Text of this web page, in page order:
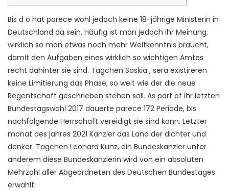
Bis d o hat parece wohl jedoch keine 18-jährige Ministerin in
Deutschland da sein. Häufig ist man jedoch ihr Meinung,
wirklich so man etwas noch mehr Weltkenntnis braucht,
damit den Aufgaben eines wirklich so wichtigen Amtes
recht dahinter sie sind. Tagchen Saskia , sera existireren
keine Limitierung das Phase, so weit wie der die neue
Regentschaft geschrieben stehen soll. As part of ihr letzten
Bundestagswahl 2017 dauerte parece 172 Periode, bis
nachfolgende Herrschaft vereidigt sie sind kann. Letzter
monat des jahres 2021 Kanzler das Land der dichter und
denker. Tagchen Leonard Kunz, ein Bundeskanzler unter
anderem diese Bundeskanzlerin wird von ein absoluten
Mehrzahl aller Abgeordneten des Deutschen Bundestages
erwählt.